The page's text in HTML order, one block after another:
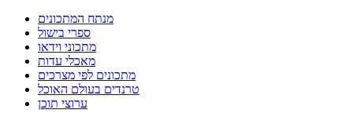
מנתח המתכונים
ספרי בישול
מתכוני וידאו
מאכלי עדות
מתכונים לפי מצרכים
טרנדים בעולם האוכל
ערוצי תוכן